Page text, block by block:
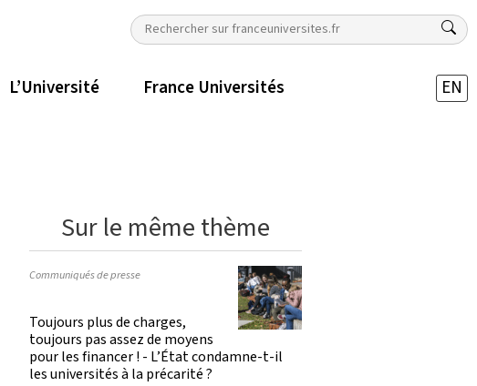
L’Université France Universités EN
Sur le même thème
Communiqués de presse
Toujours plus de charges,
toujours pas assez de moyens
pour les financer ! - L’État condamne-t-il
les universités à la précarité ?